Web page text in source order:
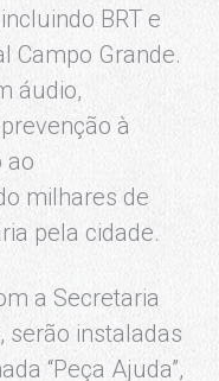
BRT e
Campo Grande.
áudio,
à
ao
milhares de
pela cidade.
a Secretaria
serão instaladas
“Peça Ajuda”,